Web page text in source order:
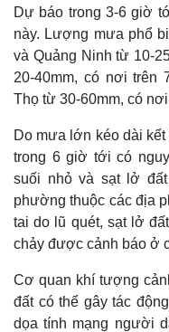
Dự báo trong 3-6 giờ
này. Lượng mưa phổ
và Quảng Ninh từ 10-
20-40mm, có nơi trên
Thọ từ 30-60mm, có
Do mưa lớn kéo dài
trong 6 giờ tới có
suối nhỏ và sạt lở
phường thuộc các địa
tai do lũ quét, sạt lở
chảy được cảnh báo ở
Cơ quan khí tượng
đất có thể gây tác
dọa tính mạng người